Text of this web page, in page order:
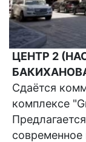
ЦЕНТР 2
Сдаётся
комплексе